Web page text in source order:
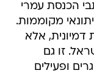
דמיונית, אלא
זו גם
ופעילים